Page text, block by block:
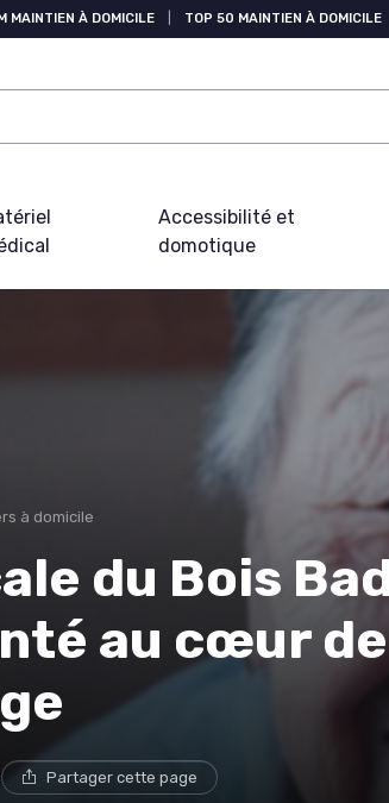
MAINTIEN À DOMICILE TOP 50 MAINTIEN À DOMICILE
Accessibilité et
domotique
à domicile
du Bois
au cœur de
Partager cette page